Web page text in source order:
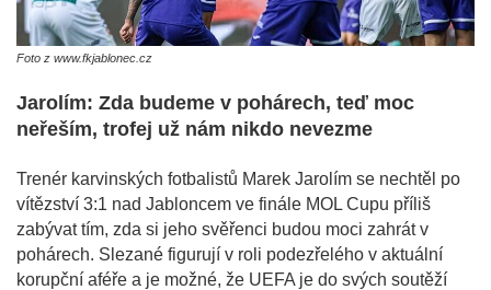
Foto z www.fkjablonec.cz
Jarolím: Zda budeme v pohárech, teď moc
neřeším, trofej už nám nikdo nevezme
Trenér karvinských fotbalistů Marek Jarolím se nechtěl po
vítězství 3:1 nad Jabloncem ve finále MOL Cupu příliš
zabývat tím, zda si jeho svěřenci budou moci zahrát v
pohárech. Slezané figurují v roli podezřelého v aktuální
korupční aféře a je možné, že UEFA je do svých soutěží